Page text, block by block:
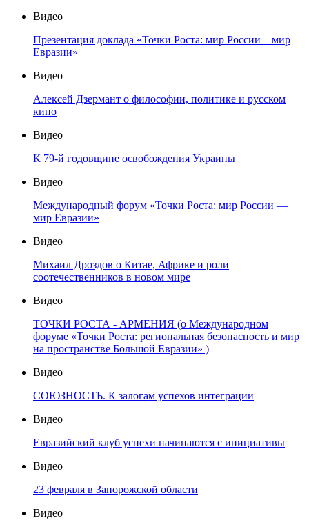
Видео
Презентация доклада «Точки Роста: мир России – мир
Евразии»
Видео
Алексей Дзермант о философии, политике и русском
кино
Видео
К 79-й годовщине освобождения Украины
Видео
Международный форум «Точки Роста: мир России —
мир Евразии»
Видео
Михаил Дроздов о Китае, Африке и роли
соотечественников в новом мире
Видео
ТОЧКИ РОСТА - АРМЕНИЯ (о Международном
форуме «Точки Роста: региональная безопасность и мир
на пространстве Большой Евразии» )
Видео
СОЮЗНОСТЬ. К залогам успехов интеграции
Видео
Евразийский клуб успехи начинаются с инициативы
Видео
23 февраля в Запорожской области
Видео